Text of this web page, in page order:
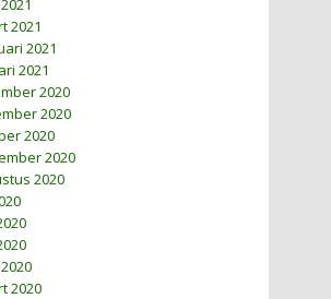
2021
2021
2021
2020
2020
2020
2020
2020
2020